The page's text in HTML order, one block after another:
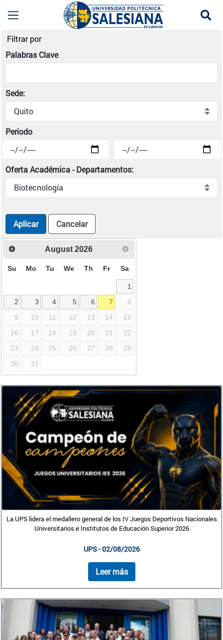
Noticias institucionales | Universidad
Filtrar por
Palabras Clave
Sede:
Periodo
Oferta Académica - Departamentos:
Aplicar Cancelar
August 2026
Su Mo Tu We Th Fr Sa
1
2
3 4 5 6 7
8
9
10 11 12 13 14
15
16
17 18 19 20 21
22
23
24 25 26 27 28
29
30
31
La UPS lidera el medallero general de los IV Juegos Deportivos Nacionales
Universitarios e Institutos de Educación Superior 2026
UPS - 02/08/2026
Leer más